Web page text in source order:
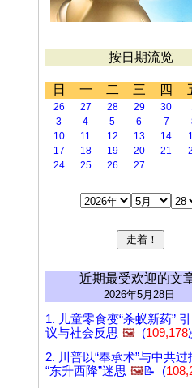
按日期流览
日 一 二 三 四
26 27 28 29 30
3
4 5 6 7
10
11 12 13 14
17
18 19 20 21
24
25 26 27
近期最受欢迎的文
2026年5月28日
1. 儿童零食变“杀蚁新药”
议与社会反思 🖼️ (109,178
2. 川普以“奉承术”与中共
“东升西降”迷思 🖼️📝 (